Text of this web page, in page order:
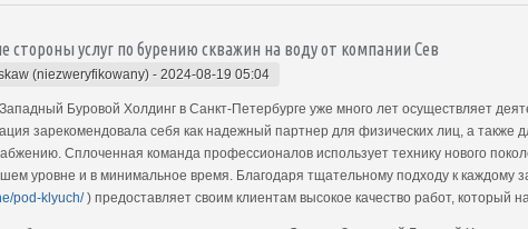
стороны услуг по бурению скважин на воду от компании Сев
(niezweryfikowany) - 2024-08-19 05:04
Буровой Холдинг в Санкт-Петербурге уже много лет осуществляет
зарекомендовала себя как надежный партнер для физических лиц, а также
Сплоченная команда профессионалов использует технику нового
уровне и в минимальное время. Благодаря тщательному подходу к каждому
pod-klyuch/) предоставляет своим клиентам высокое качество работ, который